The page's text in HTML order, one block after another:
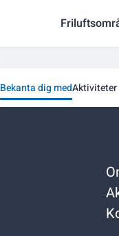
Bekanta dig medAktiviteter